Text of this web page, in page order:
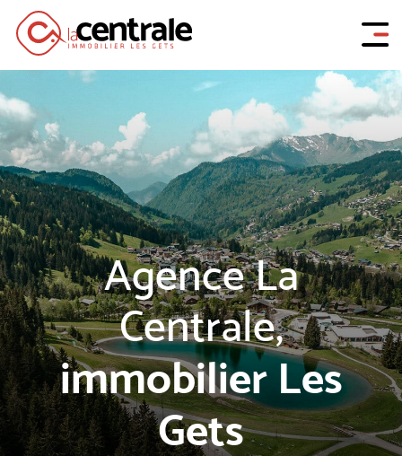
Agence La
Centrale,
immobilier Les
Gets